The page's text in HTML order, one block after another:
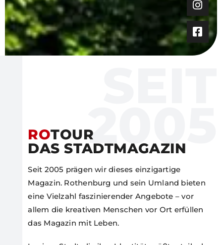
2005
ROTOUR
DAS STADTMAGAZIN
Seit 2005 prägen wir dieses einzigartige
Magazin. Rothenburg und sein Umland bieten
eine Vielzahl faszinierender Angebote – vor
allem die kreativen Menschen vor Ort erfüllen
das Magazin mit Leben.